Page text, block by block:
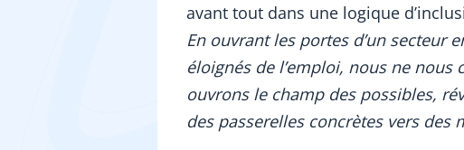
avant tout dans une logique
En ouvrant les portes d’un secteur
éloignés de l’emploi, nous ne
ouvrons le champ des possibles,
des passerelles concrètes vers des